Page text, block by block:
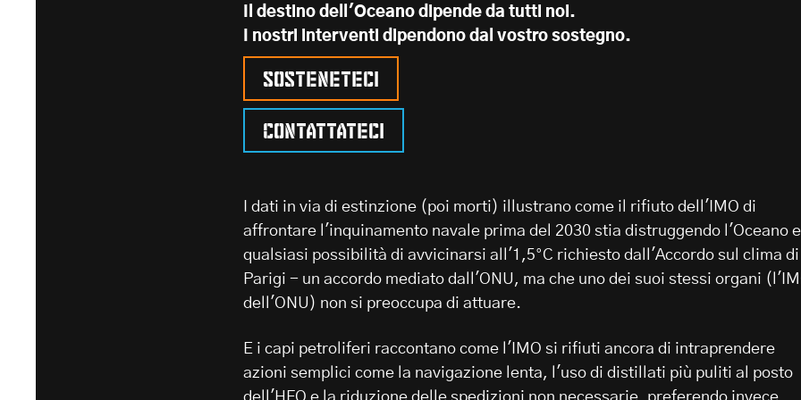
Il destino dell'Oceano dipende da tutti noi.
I nostri interventi dipendono dal vostro sostegno.
Sosteneteci
Contattateci
I dati in via di estinzione (poi morti) illustrano come il rifiuto dell'IMO di
affrontare l'inquinamento navale prima del 2030 stia distruggendo l'Oceano e
qualsiasi possibilità di avvicinarsi all'1,5°C richiesto dall'Accordo sul clima di
Parigi - un accordo mediato dall'ONU, ma che uno dei suoi stessi organi
dell'ONU) non si preoccupa di attuare.
E i capi petroliferi raccontano come l'IMO si rifiuti ancora di intraprendere
azioni semplici come la navigazione lenta, l'uso di distillati più puliti al posto